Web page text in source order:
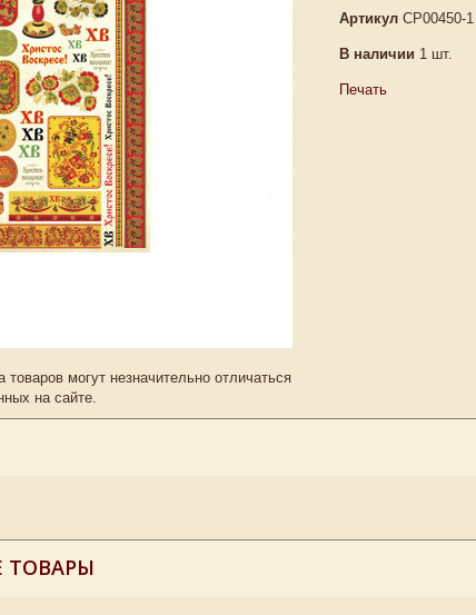
товаров могут незначительно отличаться
на сайте.
Артикул CP00450-1
В наличии 1 шт.
Печать